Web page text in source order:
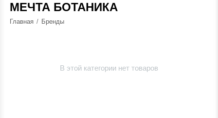
МЕЧТА БОТАНИКА
Главная / Бренды
В этой категории нет товаров